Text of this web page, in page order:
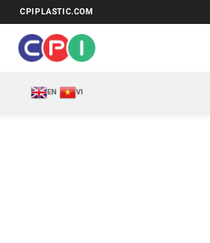
CPIPLASTIC.COM
EN VI